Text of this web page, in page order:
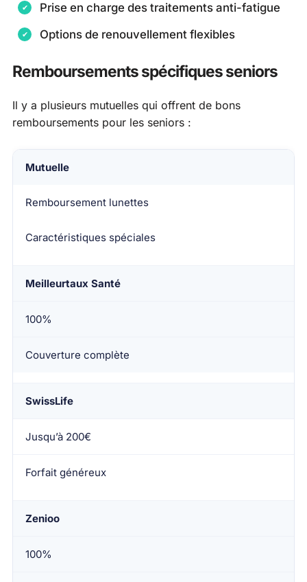
Prise en charge des traitements anti-fatigue
Options de renouvellement flexibles
Remboursements spécifiques seniors
Il y a plusieurs mutuelles qui offrent de bons
remboursements pour les seniors :
Mutuelle
Remboursement lunettes
Caractéristiques spéciales
Meilleurtaux Santé
100%
Couverture complète
SwissLife
Jusqu’à 200€
Forfait généreux
Zenioo
100%